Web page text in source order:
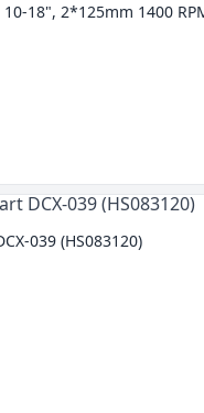
10-18", 2*125mm 1400
039 (HS083120)